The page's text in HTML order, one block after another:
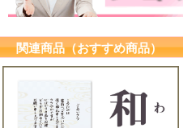
関連商品（おすすめ商品）